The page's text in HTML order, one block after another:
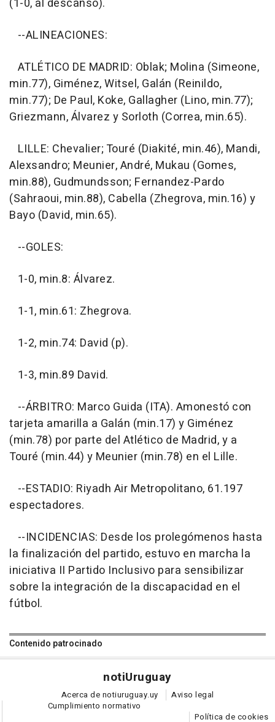
(1-0, al descanso).
--ALINEACIONES:
ATLÉTICO DE MADRID: Oblak; Molina (Simeone,
min.77), Giménez, Witsel, Galán (Reinildo,
min.77); De Paul, Koke, Gallagher (Lino, min.77);
Griezmann, Álvarez y Sorloth (Correa, min.65).
LILLE: Chevalier; Touré (Diakité, min.46), Mandi,
Alexsandro; Meunier, André, Mukau (Gomes,
min.88), Gudmundsson; Fernandez-Pardo
(Sahraoui, min.88), Cabella (Zhegrova, min.16) y
Bayo (David, min.65).
--GOLES:
1-0, min.8: Álvarez.
1-1, min.61: Zhegrova.
1-2, min.74: David (p).
1-3, min.89 David.
--ÁRBITRO: Marco Guida (ITA). Amonestó con
tarjeta amarilla a Galán (min.17) y Giménez
(min.78) por parte del Atlético de Madrid, y a
Touré (min.44) y Meunier (min.78) en el Lille.
--ESTADIO: Riyadh Air Metropolitano, 61.197
espectadores.
--INCIDENCIAS: Desde los prolegómenos hasta
la finalización del partido, estuvo en marcha la
iniciativa II Partido Inclusivo para sensibilizar
sobre la integración de la discapacidad en el
fútbol.
Contenido patrocinado
notiUruguay
Acerca de notiuruguay.uy
Aviso legal
Cumplimiento normativo
Política de cookies